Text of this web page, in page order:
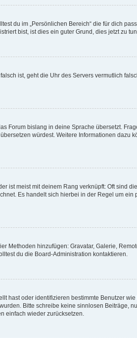
du im „Persönlichen Bereich“ die für dich
bist, ist dies ein guter Grund, dies jetzt zu tun.
ist, geht die Uhr des Servers vermutlich
Forum bislang in deine Sprache übersetzt.
würdest. Weitere Informationen dazu
ist meist mit deinem Rang verknüpft: Oft sind
Es handelt sich hierbei in der Regel um
Methoden hinzufügen: Gravatar, Galerie,
du die Board-Administration kontaktieren.
hast oder identifizieren bestimmte Benutzer
Bitte schreibe keine sinnlosen Beiträge,
einfach wieder zurücksetzen.